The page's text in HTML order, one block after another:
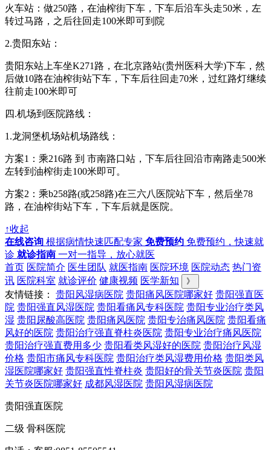
火车站：做250路，在油榨街下车，下车后沿车头走50米，左
转过马路，之后往回走100米即可到院
2.贵阳东站：
贵阳东站上车坐K271路，在北京路站(贵州医科大学)下车，然
后做10路在油榨街站下车，下车后往回走70米，过红路灯继续
往前走100米即可
四.机场到医院路线：
1.龙洞堡机场站机场路线：
方案1：乘216路 到 市南路口站，下车后往回沿市南路走500米
左转到油榨街走100米即可。
方案2：乘b258路(或258路)在三六八医院站下车，然后坐78
路，在油榨街站下车，下车后就是医院。
↑收起
在线咨询 根据病情快速匹配专家 免费预约 免费预约，快速就
诊 就诊指南 一对一指导，放心就医
首页 医院简介 医生团队 就医指南 医院环境 医院动态 热门资
讯 医院科室 就诊评价 健康视频 医学新知 》
友情链接： 贵阳风湿病医院 贵阳痛风医院哪家好 贵阳强直医
院 贵阳强直风湿医院 贵阳看痛风专科医院 贵阳专业治疗类风
湿 贵阳尿酸高医院 贵阳痛风医院 贵阳专治痛风医院 贵阳看痛
风好的医院 贵阳治疗强直脊柱炎医院 贵阳专业治疗痛风医院
贵阳治疗强直费用多少 贵阳看类风湿好的医院 贵阳治疗风湿
价格 贵阳市痛风专科医院 贵阳治疗类风湿费用价格 贵阳类风
湿医院哪家好 贵阳强直性脊柱炎 贵阳好的骨关节炎医院 贵阳
关节炎医院哪家好 成都风湿医院 贵阳风湿病医院
贵阳强直医院
二级 骨科医院